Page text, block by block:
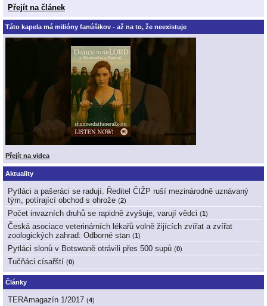
Přejít na článek
Táto kapela má milióny fanúšikov - až na to, že neexistuje
Přejít na videa
Aktuality
Pytláci a pašeráci se radují. Ředitel ČIŽP ruší mezinárodně uznávaný
tým, potírající obchod s ohrože (2)
Počet invazních druhů se rapidně zvyšuje, varují vědci (1)
Česká asociace veterinárních lékařů volně žijících zvířat a zvířat
zoologických zahrad: Odborné stan (1)
Pytláci slonů v Botswaně otrávili přes 500 supů (0)
Tučňáci císařští (0)
Články
TERAmagazín 1/2017 (4)